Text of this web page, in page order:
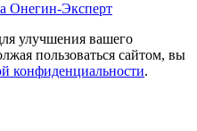
Онегин-Эксперт
улучшения вашего
пользоваться сайтом, вы
конфиденциальности.